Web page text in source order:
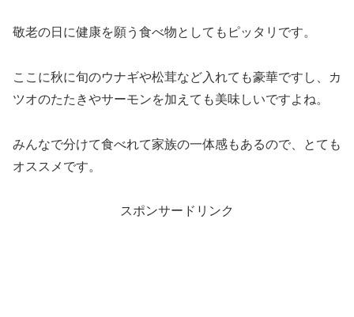
敬老の日に健康を願う食べ物としてもピッタリです。
ここに秋に旬のウナギや松茸など入れても豪華ですし、カ
ツオのたたきやサーモンを加えても美味しいですよね。
みんなで分けて食べれて家族の一体感もあるので、とても
オススメです。
スポンサードリンク